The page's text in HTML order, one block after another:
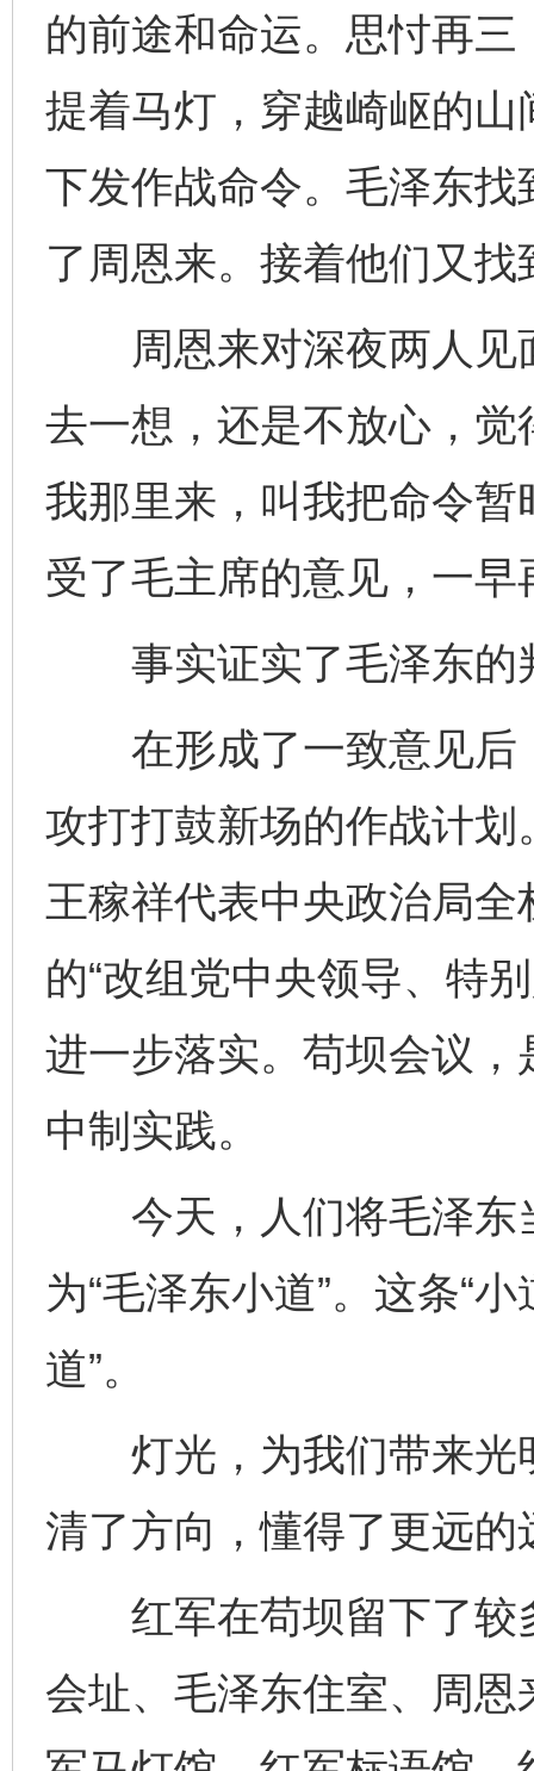
的前途和命运。思忖再
提着马灯，穿越崎岖的
下发作战命令。毛泽东
了周恩来。接着他们又
周恩来对深夜两人见
去一想，还是不放心，
我那里来，叫我把命令
受了毛主席的意见，一
事实证实了毛泽东的
在形成了一致意见后
攻打打鼓新场的作战计
王稼祥代表中央政治局
的“改组党中央领导、特
进一步落实。苟坝会议
中制实践。
今天，人们将毛泽东
为“毛泽东小道”。这条“
道”。
灯光，为我们带来光
清了方向，懂得了更远的
红军在苟坝留下了较
会址、毛泽东住室、周